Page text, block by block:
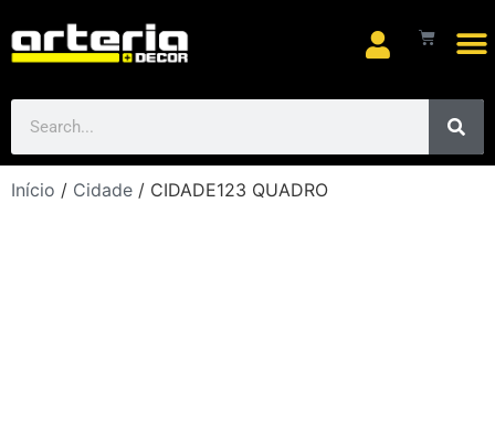
Início / Cidade / CIDADE123 QUADRO